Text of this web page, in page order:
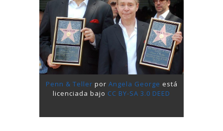
Penn & Teller por Angela George está
licenciada bajo CC BY-SA 3.0 DEED